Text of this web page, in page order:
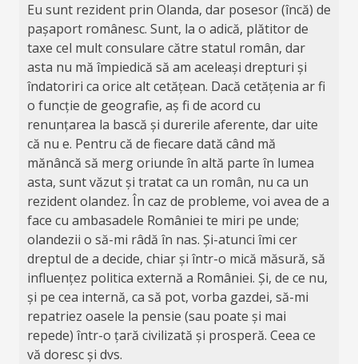
Eu sunt rezident prin Olanda, dar posesor (încă) de
pașaport românesc. Sunt, la o adică, plătitor de
taxe cel mult consulare către statul român, dar
asta nu mă împiedică să am aceleași drepturi și
îndatoriri ca orice alt cetățean. Dacă cetățenia ar fi
o funcție de geografie, aș fi de acord cu
renunțarea la bască și durerile aferente, dar uite
că nu e. Pentru că de fiecare dată când mă
mănâncă să merg oriunde în altă parte în lumea
asta, sunt văzut și tratat ca un român, nu ca un
rezident olandez. În caz de probleme, voi avea de a
face cu ambasadele României te miri pe unde;
olandezii o să-mi râdă în nas. Și-atunci îmi cer
dreptul de a decide, chiar și într-o mică măsură, să
influențez politica externă a României. Și, de ce nu,
și pe cea internă, ca să pot, vorba gazdei, să-mi
repatriez oasele la pensie (sau poate și mai
repede) într-o țară civilizată și prosperă. Ceea ce
vă doresc și dvs.